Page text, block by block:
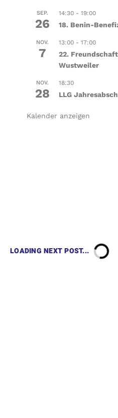
SEP.
26
14:30- 19:00
18. Benin-
NOV.
7
13:00- 17:00
22.
Wustweiler
NOV.
28
18:30
LLG
Kalender anzeigen
LOADING NEXT POST...